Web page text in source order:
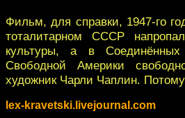
Фильм, для справки, 1947-го
тоталитарном СССР
культуры, а в
Свободной Америки
художник Чарли Чаплин.
lex-kravetski.livejournal.com